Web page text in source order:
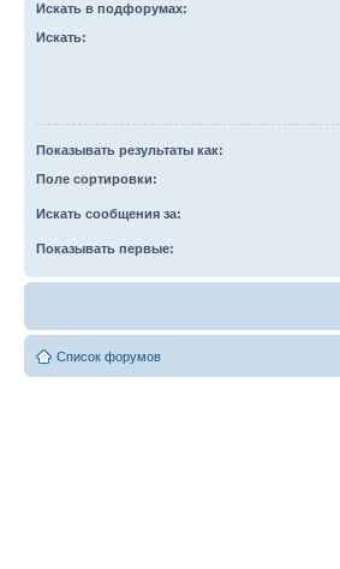
Искать в подфорумах:
Искать:
Показывать результаты как:
Поле сортировки:
Искать сообщения за:
Показывать первые:
Список форумов